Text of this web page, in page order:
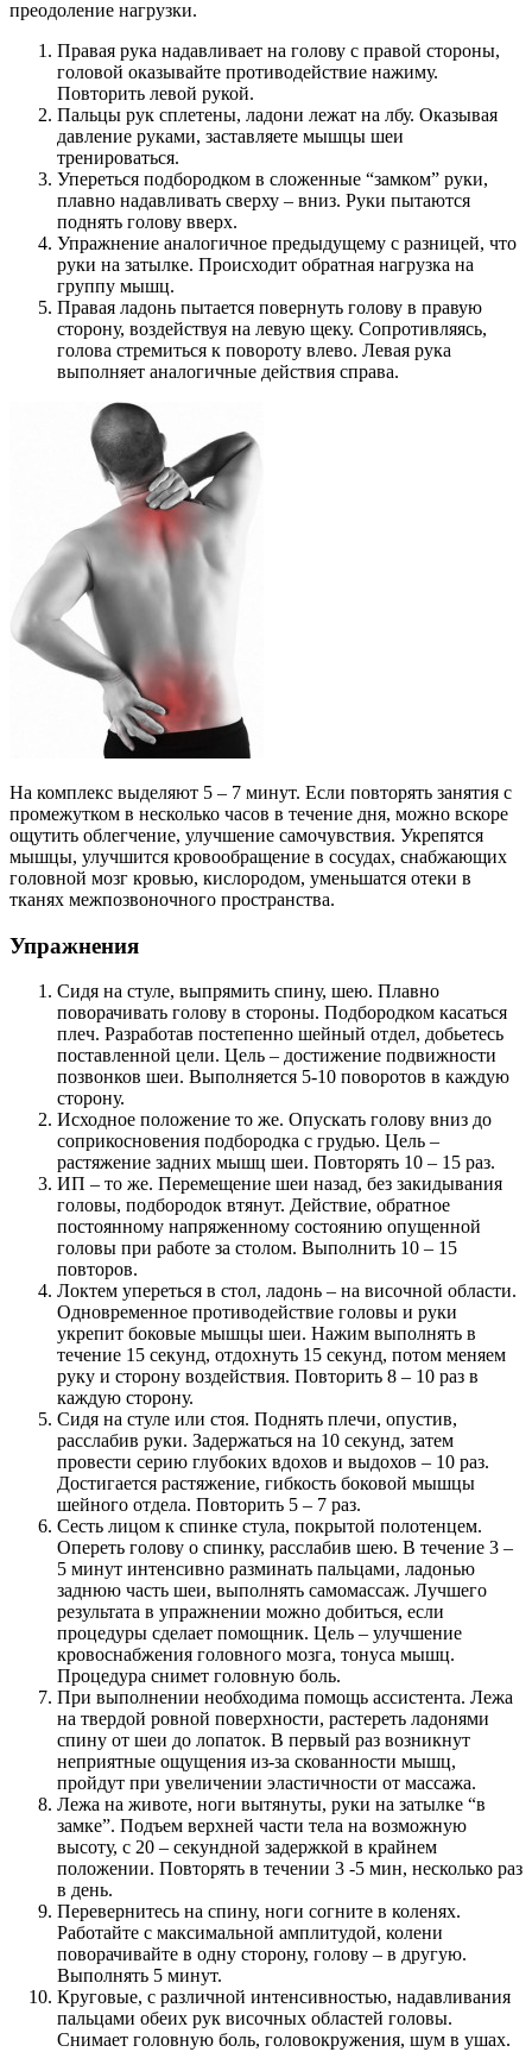
преодоление нагрузки.
Правая рука надавливает на голову с правой стороны,
головой оказывайте противодействие нажиму.
Повторить левой рукой.
Пальцы рук сплетены, ладони лежат на лбу. Оказывая
давление руками, заставляете мышцы шеи
тренироваться.
Упереться подбородком в сложенные “замком” руки,
плавно надавливать сверху – вниз. Руки пытаются
поднять голову вверх.
Упражнение аналогичное предыдущему с разницей, что
руки на затылке. Происходит обратная нагрузка на
группу мышц.
Правая ладонь пытается повернуть голову в правую
сторону, воздействуя на левую щеку. Сопротивляясь,
голова стремиться к повороту влево. Левая рука
выполняет аналогичные действия справа.
На комплекс выделяют 5 – 7 минут. Если повторять занятия с
промежутком в несколько часов в течение дня, можно вскоре
ощутить облегчение, улучшение самочувствия. Укрепятся
мышцы, улучшится кровообращение в сосудах, снабжающих
головной мозг кровью, кислородом, уменьшатся отеки в
тканях межпозвоночного пространства.
Упражнения
Сидя на стуле, выпрямить спину, шею. Плавно
поворачивать голову в стороны. Подбородком касаться
плеч. Разработав постепенно шейный отдел, добьетесь
поставленной цели. Цель – достижение подвижности
позвонков шеи. Выполняется 5-10 поворотов в каждую
сторону.
Исходное положение то же. Опускать голову вниз до
соприкосновения подбородка с грудью. Цель –
растяжение задних мышц шеи. Повторять 10 – 15 раз.
ИП – то же. Перемещение шеи назад, без закидывания
головы, подбородок втянут. Действие, обратное
постоянному напряженному состоянию опущенной
головы при работе за столом. Выполнить 10 – 15
повторов.
Локтем упереться в стол, ладонь – на височной области.
Одновременное противодействие головы и руки
укрепит боковые мышцы шеи. Нажим выполнять в
течение 15 секунд, отдохнуть 15 секунд, потом меняем
руку и сторону воздействия. Повторить 8 – 10 раз в
каждую сторону.
Сидя на стуле или стоя. Поднять плечи, опустив,
расслабив руки. Задержаться на 10 секунд, затем
провести серию глубоких вдохов и выдохов – 10 раз.
Достигается растяжение, гибкость боковой мышцы
шейного отдела. Повторить 5 – 7 раз.
Сесть лицом к спинке стула, покрытой полотенцем.
Опереть голову о спинку, расслабив шею. В течение 3 –
5 минут интенсивно разминать пальцами, ладонью
заднюю часть шеи, выполнять самомассаж. Лучшего
результата в упражнении можно добиться, если
процедуры сделает помощник. Цель – улучшение
кровоснабжения головного мозга, тонуса мышц.
Процедура снимет головную боль.
При выполнении необходима помощь ассистента. Лежа
на твердой ровной поверхности, растереть ладонями
спину от шеи до лопаток. В первый раз возникнут
неприятные ощущения из-за скованности мышц,
пройдут при увеличении эластичности от массажа.
Лежа на животе, ноги вытянуты, руки на затылке “в
замке”. Подъем верхней части тела на возможную
высоту, с 20 – секундной задержкой в крайнем
положении. Повторять в течении 3 -5 мин, несколько раз
в день.
Перевернитесь на спину, ноги согните в коленях.
Работайте с максимальной амплитудой, колени
поворачивайте в одну сторону, голову – в другую.
Выполнять 5 минут.
Круговые, с различной интенсивностью, надавливания
пальцами обеих рук височных областей головы.
Снимает головную боль, головокружения, шум в ушах.